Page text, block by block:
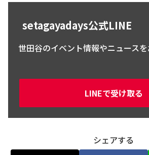
setagayadays公式LINE
世田谷のイベント情報やニュース
LINEで受け取る
シェアする